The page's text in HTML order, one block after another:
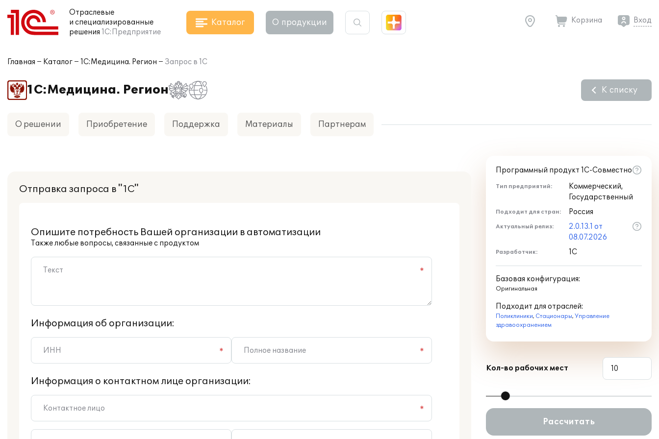
Отраслевые
и специализированные
решения 1С:Предприятие
Каталог О продукции Корзина Вход
Главная Каталог 1С:Медицина. Регион Запрос в 1С
1С:Медицина. Регион К списку
О решении Приобретение Поддержка Материалы Партнерам
Отправка запроса в "1С"
Опишите потребность Вашей организации в автоматизации
Также любые вопросы, связанные с продуктом
*
Информация об организации:
* *
Информация о контактном лице организации:
*
Программный продукт 1С-Совместно
Тип предприятий:
Коммерческий,
Государственный
Подходит для стран: Россия
Актуальный релиз:
2.0.13.1 от
08.07.2026
Разработчик: 1С
Базовая конфигурация:
Оригинальная
Подходит для отраслей:
Поликлиники, Стационары, Управление
здравоохранением
Кол-во рабочих мест
Рассчитать